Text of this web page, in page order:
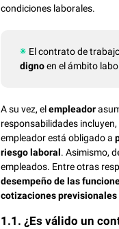
condiciones laborales.
El contrato de
dignoen el ámbito
A su vez, elempleador
responsabilidades
empleador está obligado a
riesgo laboral. Asimismo,
empleados. Entre otras
desempeño de las
cotizaciones previsionales
1.1. ¿Es válido un